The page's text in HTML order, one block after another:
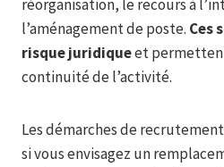
réorganisation, le recours à
l’aménagement de poste. Ces
risque juridiqueet
continuité de l’activité.
Les démarches de
si vous envisagez un